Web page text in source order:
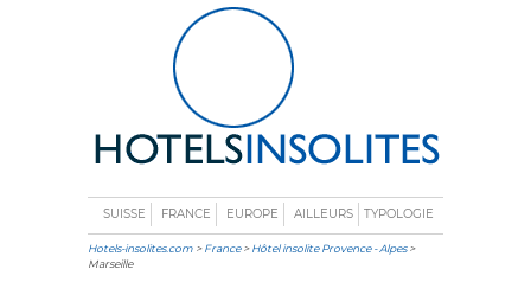
SUISSE FRANCE EUROPE AILLEURS TYPOLOGIE
Hotels-insolites.com >France>Hôtel insolite Provence - Alpes>
Marseille